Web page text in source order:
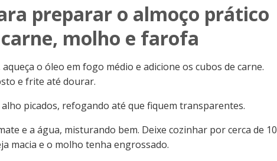
preparar o almoço prático
molho e farofa
o óleo em fogo médio e adicione os cubos de carne.
e frite até dourar.
alho picados, refogando até que fiquem transparentes.
e a água, misturando bem. Deixe cozinhar por cerca de 10
macia e o molho tenha engrossado.